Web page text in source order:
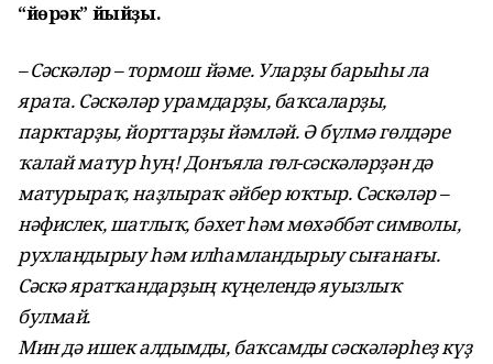
“йөрәк” йыйҙы.
– Сәскәләр – тормош йәме. Уларҙы барыһы ла
ярата. Сәскәләр урамдарҙы, баҡсаларҙы,
парктарҙы, йорттарҙы йәмләй. Ә бүлмә гөлдәре
ҡалай матур һуң! Донъяла гөл-сәскәләрҙән дә
матурыраҡ, наҙлыраҡ әйбер юҡтыр. Сәскәләр –
нәфислек, шатлыҡ, бәхет һәм мөхәббәт символы,
рухландырыу һәм илһамландырыу сығанағы.
Сәскә яратҡандарҙың күңелендә яуызлыҡ
булмай.
Мин дә ишек алдымды, баҡсамды сәскәләрһеҙ күҙ